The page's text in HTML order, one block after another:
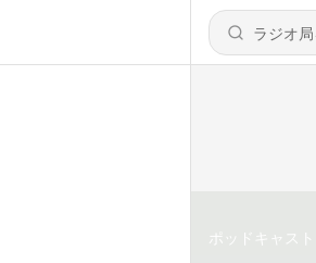
ポッドキャスト